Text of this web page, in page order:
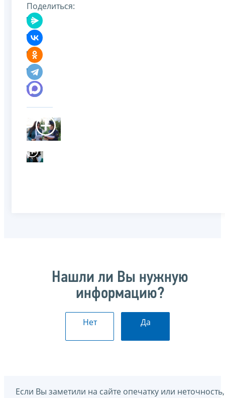
Поделиться:
Нашли ли Вы нужную
информацию?
Нет Да
Если Вы заметили на сайте опечатку или неточность,